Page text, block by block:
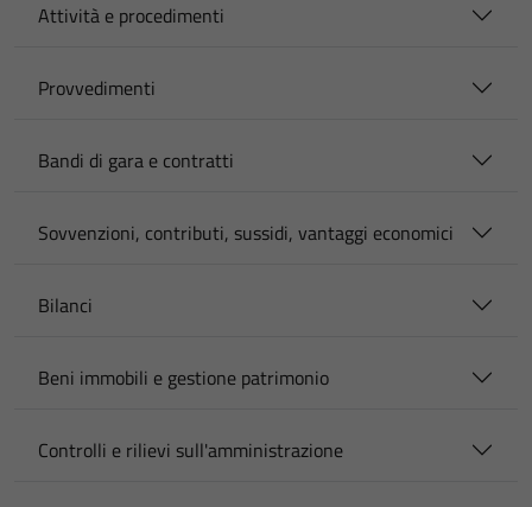
Attività e procedimenti
Provvedimenti
Bandi di gara e contratti
Sovvenzioni, contributi, sussidi, vantaggi economici
Bilanci
Beni immobili e gestione patrimonio
Controlli e rilievi sull'amministrazione